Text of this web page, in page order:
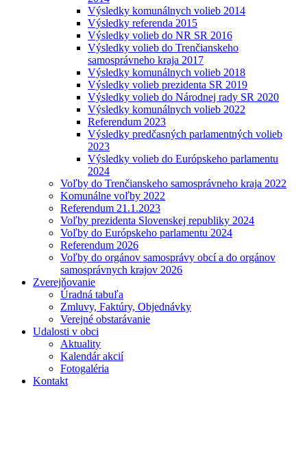
Výsledky komunálnych volieb 2014
Výsledky referenda 2015
Výsledky volieb do NR SR 2016
Výsledky volieb do Trenčianskeho
samosprávneho kraja 2017
Výsledky komunálnych volieb 2018
Výsledky volieb prezidenta SR 2019
Výsledky volieb do Národnej rady SR 2020
Výsledky komunálnych volieb 2022
Referendum 2023
Výsledky predčasných parlamentných volieb
2023
Výsledky volieb do Európskeho parlamentu
2024
Voľby do Trenčianskeho samosprávneho kraja 2022
Komunálne voľby 2022
Referendum 21.1.2023
Voľby prezidenta Slovenskej republiky 2024
Voľby do Európskeho parlamentu 2024
Referendum 2026
Voľby do orgánov samosprávy obcí a do orgánov
samosprávnych krajov 2026
Zverejňovanie
Úradná tabuľa
Zmluvy, Faktúry, Objednávky
Verejné obstarávanie
Udalosti v obci
Aktuality
Kalendár akcií
Fotogaléria
Kontakt